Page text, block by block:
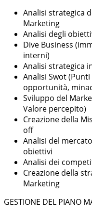
Analisi strategica
Marketing
Analisi degli
Dive Business
interni)
Analisi strategica
Analisi Swot
opportunità,
Sviluppo del
Valore percepito)
Creazione della
off
Analisi del
obiettivi
Analisi dei
Creazione della
Marketing
GESTIONE DEL PIANO